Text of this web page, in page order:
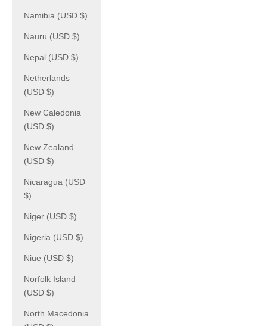
Namibia (USD $)
Nauru (USD $)
Nepal (USD $)
Netherlands
(USD $)
New Caledonia
(USD $)
New Zealand
(USD $)
Nicaragua (USD
$)
Niger (USD $)
Nigeria (USD $)
Niue (USD $)
Norfolk Island
(USD $)
North Macedonia